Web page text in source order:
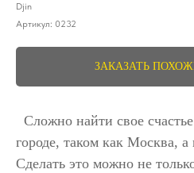
Djin
Артикул: 0232
ЗАКАЗАТЬ
Сложно найти свое
городе, таком как Москва,
Сделать это можно не